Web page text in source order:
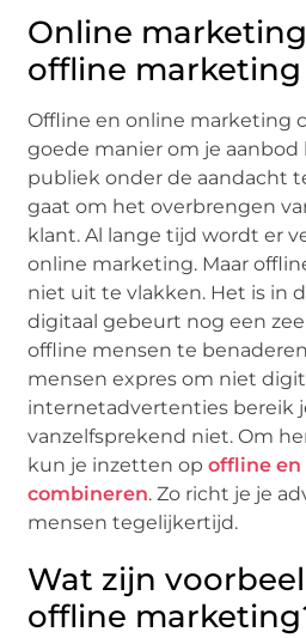
Online
offline marketing
Offline en online marketing
goede manier om je aanbod
publiek onder de aandacht
gaat om het overbrengen
klant. Al lange tijd wordt er
online marketing. Maar
niet uit te vlakken. Het is in
digitaal gebeurt nog een
offline mensen te
mensen expres om niet
internetadvertenties bereik
vanzelfsprekend niet. Om
kun je inzetten opoffline
combineren. Zo richt je je
mensen tegelijkertijd.
Wat zijn
offline